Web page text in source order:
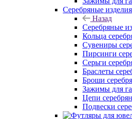
Серебряные изделия
Назад
Серебряные
Кольца
Сувениры
Пирсинги
Серьги
Браслеты
Броши
Зажимы для
Цепи
Подвески